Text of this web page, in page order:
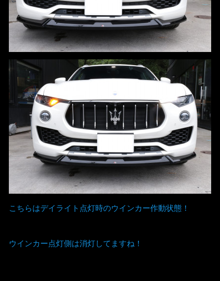
こちらはデイライト点灯時のウインカー作動状態！
ウインカー点灯側は消灯してますね！